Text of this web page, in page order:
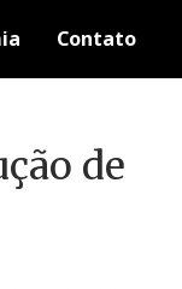
Contato
de